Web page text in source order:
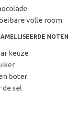
volle room
NOTEN
keuze
boter
de sel